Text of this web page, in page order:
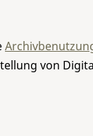
von